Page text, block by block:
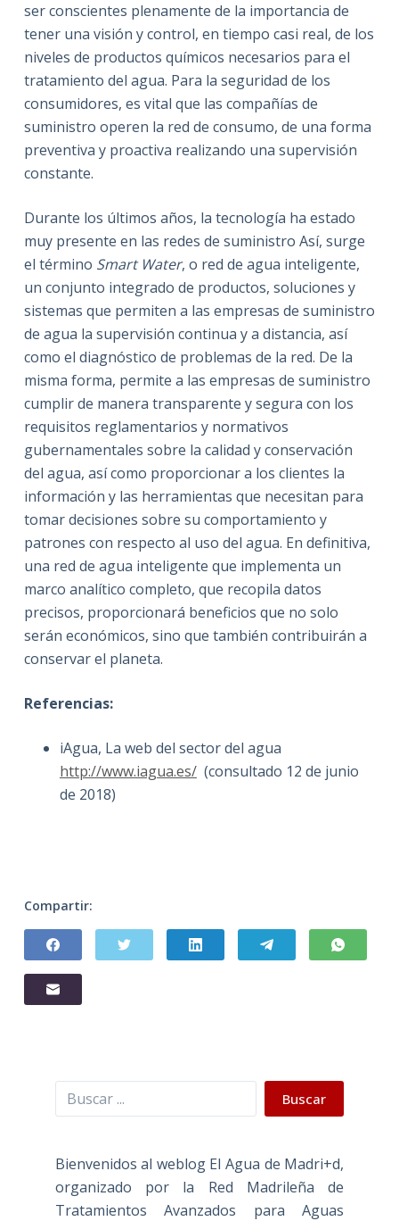
ser conscientes plenamente de la importancia de
tener una visión y control, en tiempo casi real, de los
niveles de productos químicos necesarios para el
tratamiento del agua. Para la seguridad de los
consumidores, es vital que las compañías de
suministro operen la red de consumo, de una forma
preventiva y proactiva realizando una supervisión
constante.
Durante los últimos años, la tecnología ha estado
muy presente en las redes de suministro Así, surge
el término Smart Water, o red de agua inteligente,
un conjunto integrado de productos, soluciones y
sistemas que permiten a las empresas de suministro
de agua la supervisión continua y a distancia, así
como el diagnóstico de problemas de la red. De la
misma forma, permite a las empresas de suministro
cumplir de manera transparente y segura con los
requisitos reglamentarios y normativos
gubernamentales sobre la calidad y conservación
del agua, así como proporcionar a los clientes la
información y las herramientas que necesitan para
tomar decisiones sobre su comportamiento y
patrones con respecto al uso del agua. En definitiva,
una red de agua inteligente que implementa un
marco analítico completo, que recopila datos
precisos, proporcionará beneficios que no solo
serán económicos, sino que también contribuirán a
conservar el planeta.
Referencias:
iAgua, La web del sector del agua
http://www.iagua.es/(consultado 12 de junio
de 2018)
Compartir:
Buscar Buscar
Bienvenidos al weblog El Agua de Madri+d,
organizado por la Red Madrileña de
Tratamientos Avanzados para Aguas